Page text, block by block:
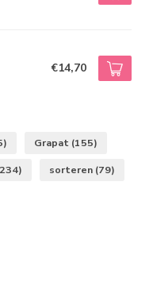
€14,70
Grapat (155)
sorteren (79)